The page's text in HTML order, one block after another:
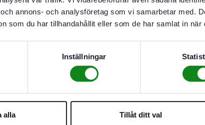
annons- och analysföretag som vi samarbetar med.
som du har tillhandahållit eller som de har samlat in
Inställningar
alla Tillåt ditt val
Beskrivning
Recensioner
Egenskaper
Ger en
För BS 75. BS
Det finns inga
Bli först med att